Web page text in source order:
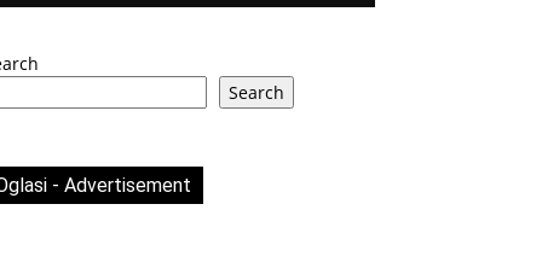
Search
- Advertisement